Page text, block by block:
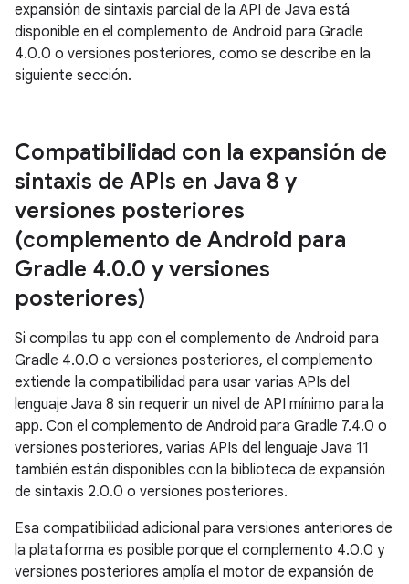
expansión de sintaxis parcial de la API de Java está
disponible en el complemento de Android para Gradle
4.0.0 o versiones posteriores, como se describe en la
siguiente sección.
Compatibilidad con la expansión de
sintaxis de APIs en Java 8 y
versiones posteriores
(complemento de Android para
Gradle 4.0.0 y versiones
posteriores)
Si compilas tu app con el complemento de Android para
Gradle 4.0.0 o versiones posteriores, el complemento
extiende la compatibilidad para usar varias APIs del
lenguaje Java 8 sin requerir un nivel de API mínimo para la
app. Con el complemento de Android para Gradle 7.4.0 o
versiones posteriores, varias APIs del lenguaje Java 11
también están disponibles con la biblioteca de expansión
de sintaxis 2.0.0 o versiones posteriores.
Esa compatibilidad adicional para versiones anteriores de
la plataforma es posible porque el complemento 4.0.0 y
versiones posteriores amplía el motor de expansión de